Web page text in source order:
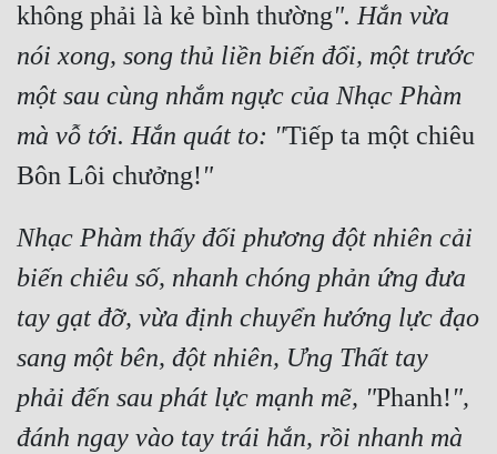
không phải là kẻ bình thường". Hắn vừa
nói xong, song thủ liền biến đổi, một trước
một sau cùng nhắm ngực của Nhạc Phàm
mà vỗ tới. Hắn quát to: "Tiếp ta một chiêu
Bôn Lôi chưởng!"
Nhạc Phàm thấy đối phương đột nhiên cải
biến chiêu số, nhanh chóng phản ứng đưa
tay gạt đỡ, vừa định chuyển hướng lực đạo
sang một bên, đột nhiên, Ưng Thất tay
phải đến sau phát lực mạnh mẽ, "Phanh!",
đánh ngay vào tay trái hắn, rồi nhanh mà